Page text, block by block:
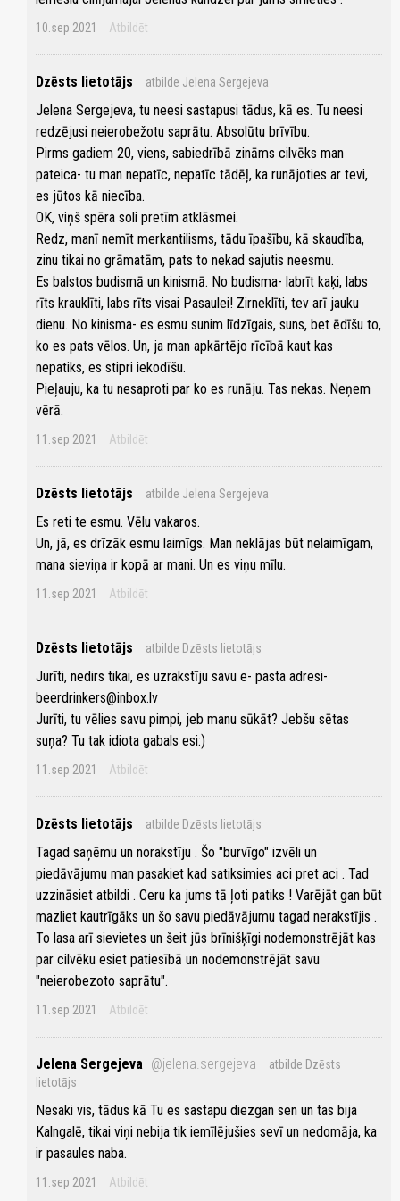
10.sep 2021 Atbildēt
Dzēsts lietotājs atbilde Jelena Sergejeva
Jelena Sergejeva, tu neesi sastapusi tādus, kā es. Tu neesi
redzējusi neierobežotu saprātu. Absolūtu brīvību.
Pirms gadiem 20, viens, sabiedrībā zināms cilvēks man
pateica- tu man nepatīc, nepatīc tādēļ, ka runājoties ar tevi,
es jūtos kā niecība.
OK, viņš spēra soli pretīm atklāsmei.
Redz, manī nemīt merkantilisms, tādu īpašību, kā skaudība,
zinu tikai no grāmatām, pats to nekad sajutis neesmu.
Es balstos budismā un kinismā. No budisma- labrīt kaķi, labs
rīts krauklīti, labs rīts visai Pasaulei! Zirneklīti, tev arī jauku
dienu. No kinisma- es esmu sunim līdzīgais, suns, bet ēdīšu to,
ko es pats vēlos. Un, ja man apkārtējo rīcībā kaut kas
nepatiks, es stipri iekodīšu.
Pieļauju, ka tu nesaproti par ko es runāju. Tas nekas. Neņem
vērā.
11.sep 2021 Atbildēt
Dzēsts lietotājs atbilde Jelena Sergejeva
Es reti te esmu. Vēlu vakaros.
Un, jā, es drīzāk esmu laimīgs. Man neklājas būt nelaimīgam,
mana sieviņa ir kopā ar mani. Un es viņu mīlu.
11.sep 2021 Atbildēt
Dzēsts lietotājs atbilde Dzēsts lietotājs
Jurīti, nedirs tikai, es uzrakstīju savu e- pasta adresi-
beerdrinkers@inbox.lv
Jurīti, tu vēlies savu pimpi, jeb manu sūkāt? Jebšu sētas
suņa? Tu tak idiota gabals esi:)
11.sep 2021 Atbildēt
Dzēsts lietotājs atbilde Dzēsts lietotājs
Tagad saņēmu un norakstīju . Šo "burvīgo" izvēli un
piedāvājumu man pasakiet kad satiksimies aci pret aci . Tad
uzzināsiet atbildi . Ceru ka jums tā ļoti patiks ! Varējāt gan būt
mazliet kautrīgāks un šo savu piedāvājumu tagad nerakstījis .
To lasa arī sievietes un šeit jūs brīnišķīgi nodemonstrējāt kas
par cilvēku esiet patiesībā un nodemonstrējāt savu
"neierobezoto saprātu".
11.sep 2021 Atbildēt
Jelena Sergejeva @jelena.sergejeva
atbilde Dzēsts
lietotājs
Nesaki vis, tādus kā Tu es sastapu diezgan sen un tas bija
Kalngalē, tikai viņi nebija tik iemīlējušies sevī un nedomāja, ka
ir pasaules naba.
11.sep 2021 Atbildēt